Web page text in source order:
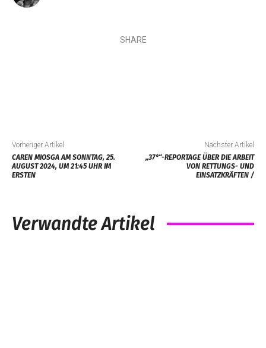
SHARE
Vorheriger Artikel
CAREN MIOSGA AM SONNTAG, 25.
AUGUST 2024, UM 21:45 UHR IM
ERSTEN
Nächster Artikel
„37°“-REPORTAGE ÜBER DIE ARBEIT
VON RETTUNGS- UND
EINSATZKRÄFTEN /
Verwandte Artikel